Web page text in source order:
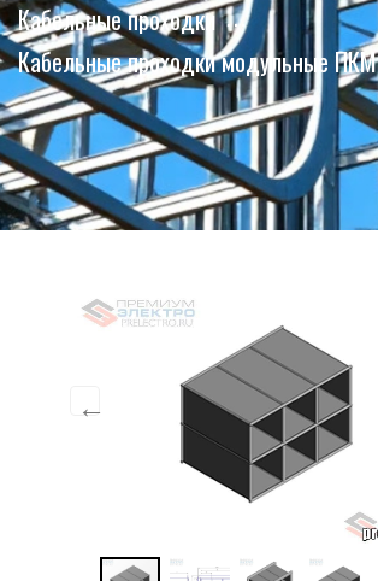
Кабельные проходки
Кабельные проходки модульные ПКМ